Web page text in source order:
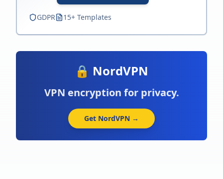
GDPR 15+ Templates
🔒 NordVPN
VPN encryption for privacy.
Get NordVPN →